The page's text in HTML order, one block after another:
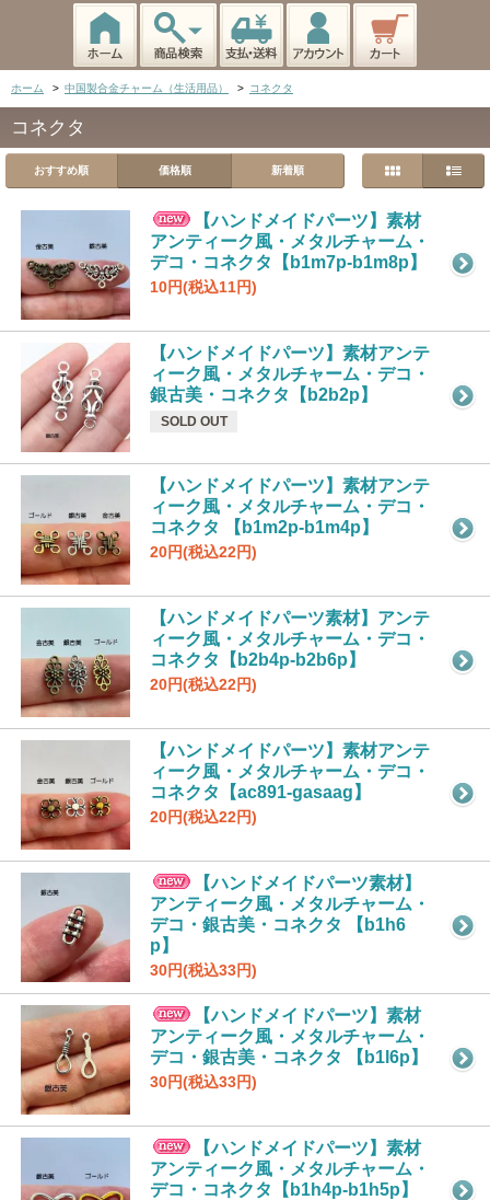
ホーム > 中国製合金チャーム（生活用品） > コネクタ
コネクタ
おすすめ順 価格順 新着順
【ハンドメイドパーツ】素材
アンティーク風・メタルチャーム・
デコ・コネクタ【b1m7p-b1m8p】
10円(税込11円)
【ハンドメイドパーツ】素材アンテ
ィーク風・メタルチャーム・デコ・
銀古美・コネクタ【b2b2p】
SOLD OUT
【ハンドメイドパーツ】素材アンテ
ィーク風・メタルチャーム・デコ・
コネクタ 【b1m2p-b1m4p】
20円(税込22円)
【ハンドメイドパーツ素材】アンテ
ィーク風・メタルチャーム・デコ・
コネクタ【b2b4p-b2b6p】
20円(税込22円)
【ハンドメイドパーツ】素材アンテ
ィーク風・メタルチャーム・デコ・
コネクタ【ac891-gasaag】
20円(税込22円)
【ハンドメイドパーツ素材】
アンティーク風・メタルチャーム・
デコ・銀古美・コネクタ 【b1h6
p】
30円(税込33円)
【ハンドメイドパーツ】素材
アンティーク風・メタルチャーム・
デコ・銀古美・コネクタ 【b1l6p】
30円(税込33円)
【ハンドメイドパーツ】素材
アンティーク風・メタルチャーム・
デコ・コネクタ【b1h4p-b1h5p】